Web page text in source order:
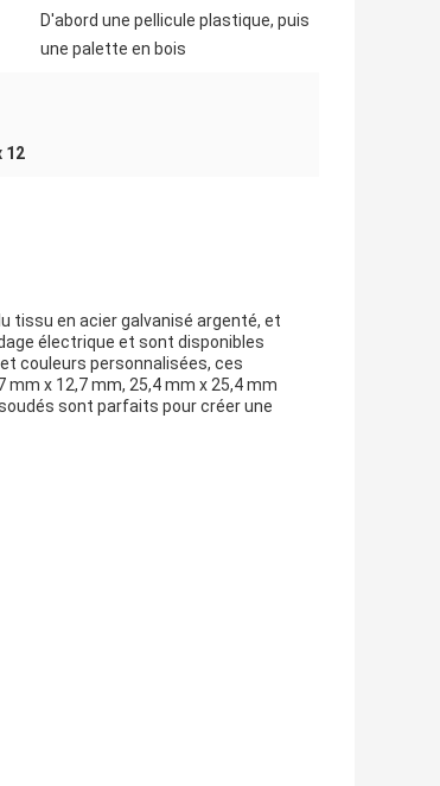
D'abord une pellicule plastique, puis
une palette en bois
12
tissu en acier galvanisé argenté, et
électrique et sont disponibles
couleurs personnalisées, ces
x 12,7 mm, 25,4 mm x 25,4 mm
sont parfaits pour créer une